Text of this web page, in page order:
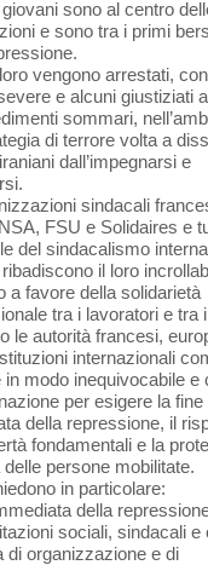
sono al centro
e sono tra i primi
vengono arrestati,
e alcuni giustiziati
sommari,
di terrore volta a
dall’impegnarsi e
sindacali
FSU e Solidaires e
del sindacalismo
il loro
a favore della solidarietà
tra i lavoratori e tra
le autorità francesi,
internazionali
in modo inequivocabile e
per esigere la fine
della repressione, il
fondamentali e la
persone mobilitate.
in particolare:
della
sociali, sindacali e
di organizzazione e di